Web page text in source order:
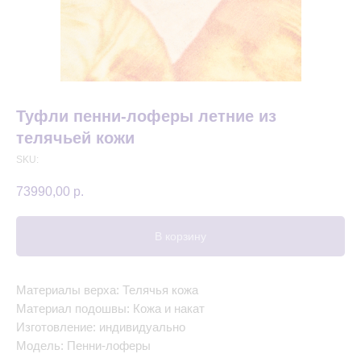
Туфли пенни-лоферы летние из
телячьей кожи
SKU:
73990,00 р.
В корзину
Материалы верха: Телячья кожа
Материал подошвы: Кожа и накат
Изготовление: индивидуально
Модель: Пенни-лоферы